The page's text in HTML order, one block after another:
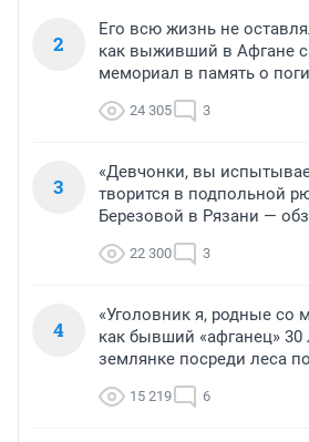
2
Его всю жизнь не
как выживший в Афгане
мемориал в память о
24 305 3
3
«Девчонки, вы
творится в подпольной
Березовой в Рязани —
22 300 3
4
«Уголовник я, родные со
как бывший «афганец» 30
землянке посреди леса
15 219 6